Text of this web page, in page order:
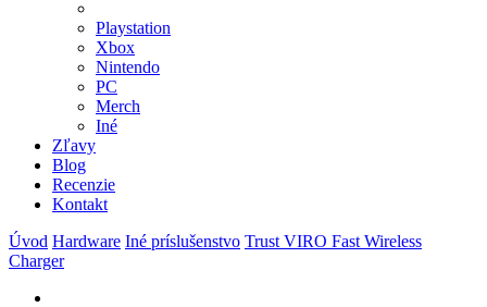
Playstation
Xbox
Nintendo
PC
Merch
Iné
Zľavy
Blog
Recenzie
Kontakt
Úvod Hardware Iné príslušenstvo Trust VIRO Fast Wireless
Charger